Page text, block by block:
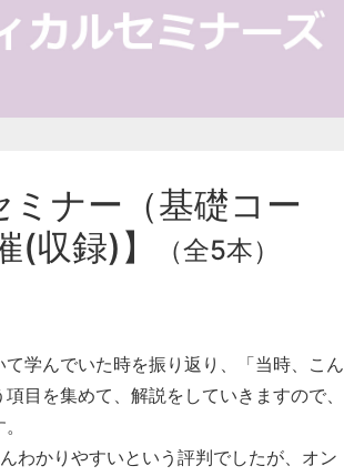
ナー（基礎コー
収録)】
（全5本）
学んでいた時を振り返り、「当時、こん
目を集めて、解説をしていきますので、
わかりやすいという評判でしたが、オン